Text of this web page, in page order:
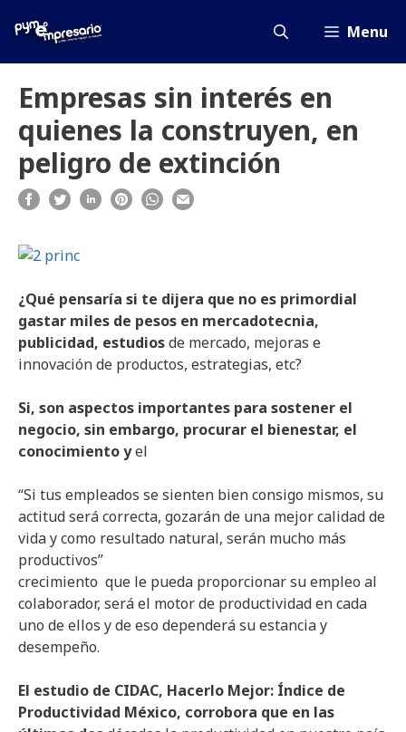
Menu
Empresas sin interés en
quienes la construyen, en
peligro de extinción
¿Qué pensaría si te dijera que no es primordial
gastar miles de pesos en mercadotecnia,
publicidad, estudiosde mercado, mejoras e
innovación de productos, estrategias, etc?
Si, son aspectos importantes para sostener el
negocio, sin embargo, procurar el bienestar, el
conocimiento yel
“Si tus empleados se sienten bien consigo mismos, su
actitud será correcta, gozarán de una mejor calidad de
vida y como resultado natural, serán mucho más
productivos”
crecimiento que le pueda proporcionar su empleo al
colaborador, será el motor de productividad en cada
uno de ellos y de eso dependerá su estancia y
desempeño.
El estudio de CIDAC, Hacerlo Mejor: Índice de
Productividad México, corrobora que en las